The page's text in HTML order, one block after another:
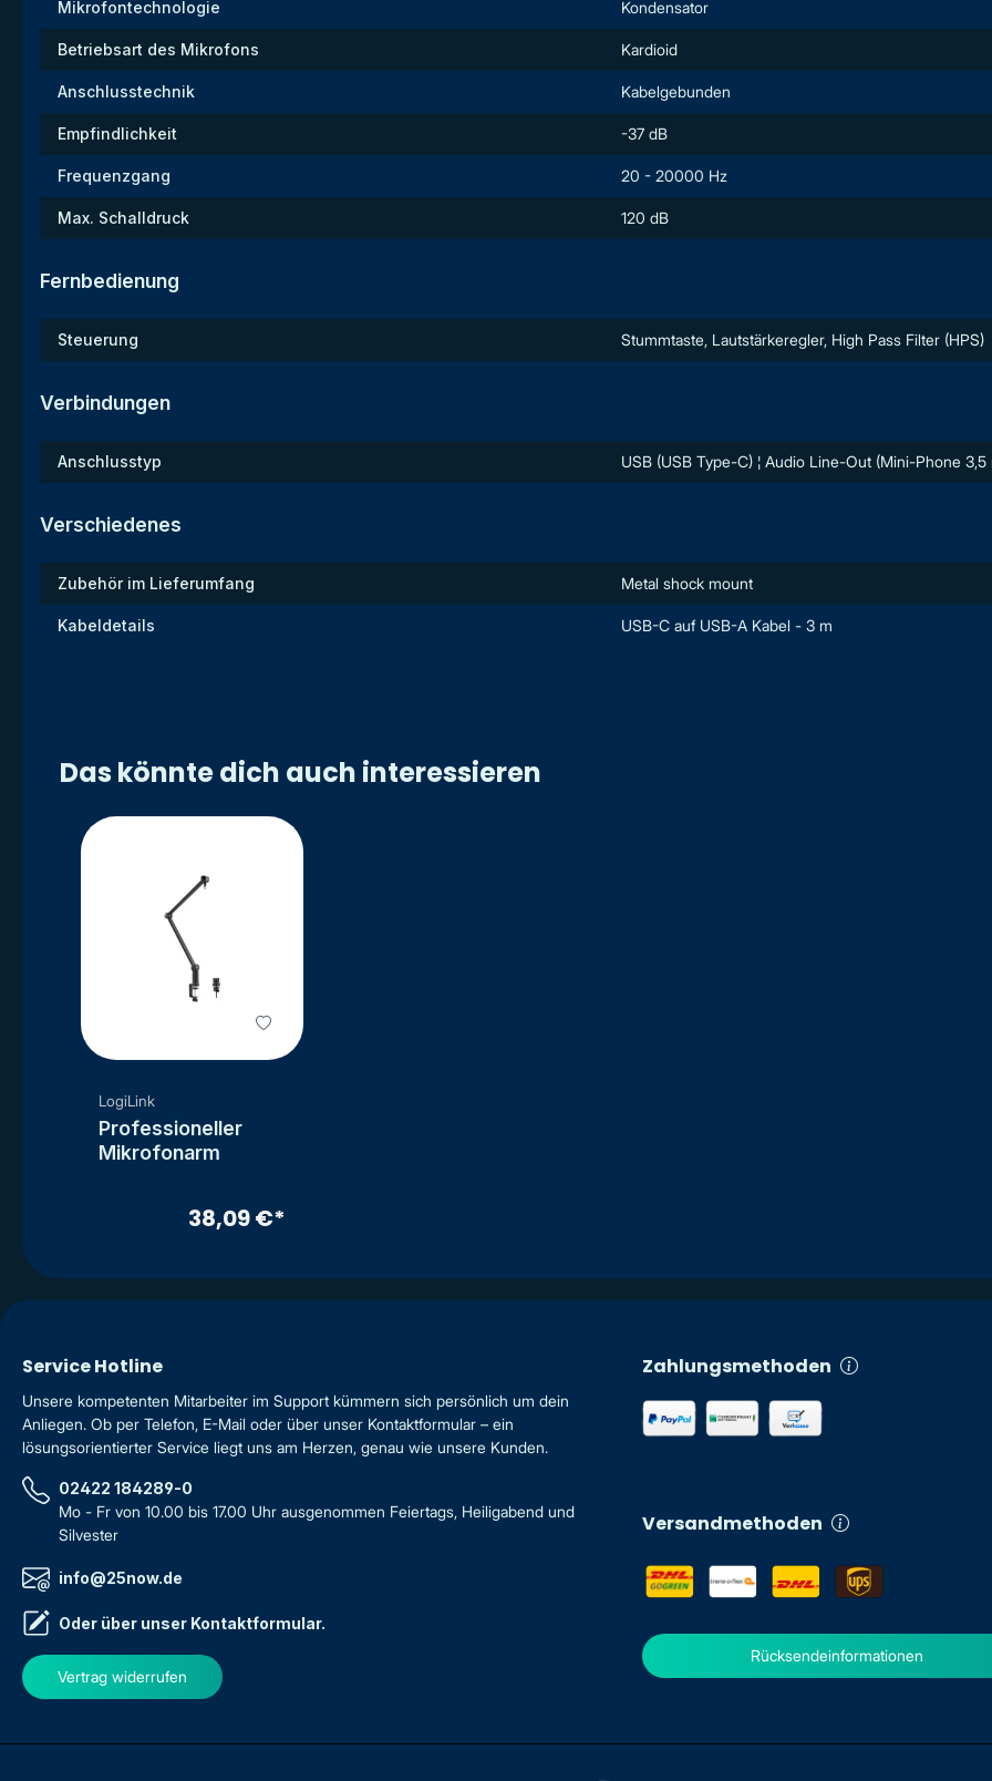
Mikrofontechnologie Kondensator
Betriebsart des Mikrofons Kardioid
Anschlusstechnik Kabelgebunden
Empfindlichkeit -37 dB
Frequenzgang 20 - 20000 Hz
Max. Schalldruck 120 dB
Fernbedienung
Steuerung Stummtaste, Lautstärkeregler, High Pass Filter (HPS)
Verbindungen
Anschlusstyp USB (USB Type-C) ¦ Audio Line-Out (Mini-Phone 3,5
Verschiedenes
Zubehör im Lieferumfang Metal shock mount
Kabeldetails USB-C auf USB-A Kabel - 3 m
Das könnte dich auch interessieren
LogiLink
Professioneller
Mikrofonarm
38,09 €*
Service Hotline
Unsere kompetenten Mitarbeiter im Support kümmern sich persönlich um dein
Anliegen. Ob per Telefon, E-Mail oder über unser Kontaktformular – ein
lösungsorientierter Service liegt uns am Herzen, genau wie unsere Kunden.
02422 184289-0
Mo - Fr von 10.00 bis 17.00 Uhr ausgenommen Feiertags, Heiligabend und
Silvester
info@25now.de
Oder über unser Kontaktformular.
Vertrag widerrufen
Zahlungsmethoden
Versandmethoden
Rücksendeinformationen